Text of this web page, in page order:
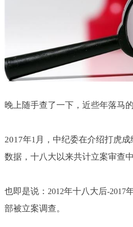
晚上随手查了一下，近些年落马
2017年1 月，中纪委在介绍打虎
数据，十八大以来共计立案审查
也即是说： 2012年十八大后-2017
部被立案调查。